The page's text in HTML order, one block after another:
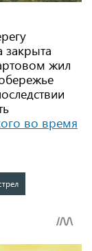
жил
во время